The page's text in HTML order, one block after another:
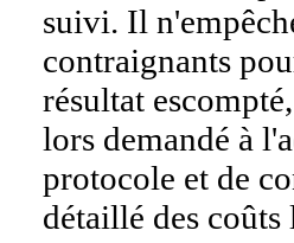
suivi. Il
contraignants
résultat
lors demandé à
protocole et de
détaillé des